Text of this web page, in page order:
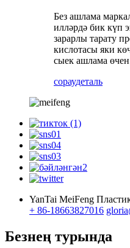
Без ашлама
илләрдә бик күп
зарарлы тарату
кислотасы яки
сыек ашлама
сораудеталь
YanTai MeiFeng
+ 86-18663827016
Безнең турында